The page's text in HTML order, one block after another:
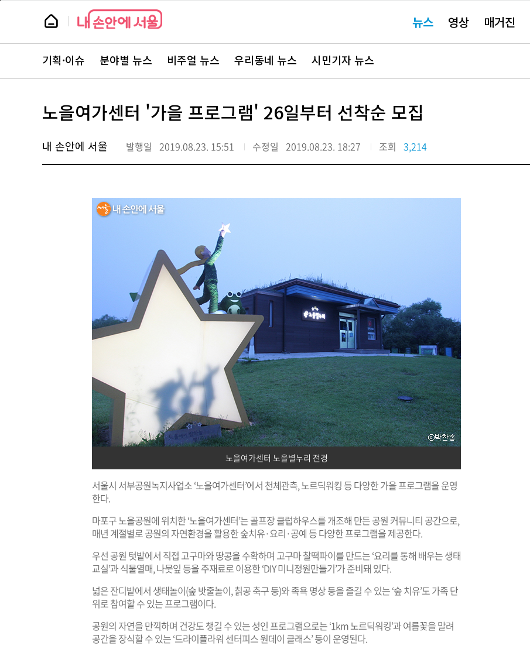
본
뉴
스 요뉴스 영상 매거진
뉴
스
주
서
바
로
기획·이슈 분야별 뉴스 비주얼 뉴스 우리동네 뉴스 시민기자 뉴스
노을여가센터 '가을 프로그램' 26일부터 선착순 모집
내 손안에 서울 발행일 2019.08.23. 15:51 수정일 2019.08.23. 18:27 조회 3,214
노을여가센터 노을별누리 전경
서울시 서부공원녹지사업소 ‘노을여가센터’에서 천체관측, 노르딕워킹 등 다양한 가을 프로그램을 운영
한다.
마포구 노을공원에 위치한 ‘노을여가센터’는 골프장 클럽하우스를 개조해 만든 공원 커뮤니티 공간으로,
매년 계절별로 공원의 자연환경을 활용한 숲치유·요리·공예 등 다양한 프로그램을 제공한다.
우선 공원 텃밭에서 직접 고구마와 땅콩을 수확하며 고구마 찰떡파이를 만드는 ‘요리를 통해 배우는 생태
교실’과 식물열매, 나뭇잎 등을 주재료로 이용한 ‘DIY 미니정원만들기’가 준비돼 있다.
넓은 잔디밭에서 생태놀이(숲 밧줄놀이, 칡공 축구 등)와 족욕 명상 등을 즐길 수 있는 ‘숲 치유’도 가족 단
위로 참여할 수 있는 프로그램이다.
공원의 자연을 만끽하며 건강도 챙길 수 있는 성인 프로그램으로는 ‘1km 노르딕워킹’과 여름꽃을 말려
공간을 장식할 수 있는 ‘드라이플라워 센터피스 원데이 클래스’ 등이 운영된다.
페